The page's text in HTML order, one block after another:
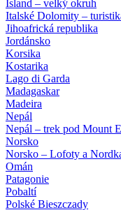
Island – velký okruh
Italské Dolomity –
Jihoafrická republika
Jordánsko
Korsika
Kostarika
Lago di Garda
Madagaskar
Madeira
Nepál
Nepál – trek pod Mount
Norsko
Norsko – Lofoty a
Omán
Patagonie
Pobaltí
Polské Bieszczady